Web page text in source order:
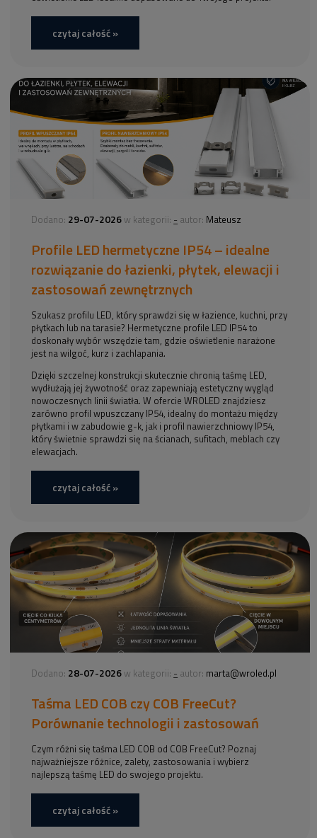
czytaj całość »
Dodano: 29-07-2026 w kategorii: - autor: Mateusz
Profile LED hermetyczne IP54 – idealne
rozwiązanie do łazienki, płytek, elewacji i
zastosowań zewnętrznych
Szukasz profilu LED, który sprawdzi się w łazience, kuchni, przy
płytkach lub na tarasie? Hermetyczne profile LED IP54 to
doskonały wybór wszędzie tam, gdzie oświetlenie narażone
jest na wilgoć, kurz i zachlapania.
Dzięki szczelnej konstrukcji skutecznie chronią taśmę LED,
wydłużają jej żywotność oraz zapewniają estetyczny wygląd
nowoczesnych linii światła. W ofercie WROLED znajdziesz
zarówno profil wpuszczany IP54, idealny do montażu między
płytkami i w zabudowie g-k, jak i profil nawierzchniowy IP54,
który świetnie sprawdzi się na ścianach, sufitach, meblach czy
elewacjach.
czytaj całość »
Dodano: 28-07-2026 w kategorii: - autor: marta@wroled.pl
Taśma LED COB czy COB FreeCut?
Porównanie technologii i zastosowań
Czym różni się taśma LED COB od COB FreeCut? Poznaj
najważniejsze różnice, zalety, zastosowania i wybierz
najlepszą taśmę LED do swojego projektu.
czytaj całość »